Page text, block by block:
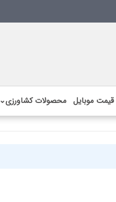
قیمت موبایل محصولات کشاورزی⌄